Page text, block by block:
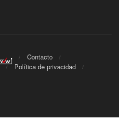
Contacto
Política de privacidad